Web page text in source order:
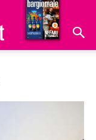
Hoteldomani